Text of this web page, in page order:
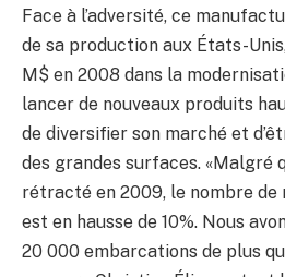
Face à l’adversité, ce
de sa production aux États-
M$ en 2008 dans la
lancer de nouveaux produits
de diversifier son marché et
des grandes surfaces. «Malgré
rétracté en 2009, le nombre de
est en hausse de 10%. Nous
20 000 embarcations de plus